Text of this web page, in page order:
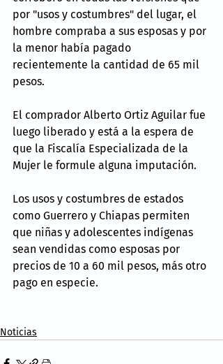
por "usos y costumbres" del lugar, el
hombre compraba a sus esposas y por
la menor había pagado
recientemente la cantidad de 65 mil
pesos.
El comprador Alberto Ortiz Aguilar fue
luego liberado y está a la espera de
que la Fiscalía Especializada de la
Mujer le formule alguna imputación.
Los usos y costumbres de estados
como Guerrero y Chiapas permiten
que niñas y adolescentes indígenas
sean vendidas como esposas por
precios de 10 a 60 mil pesos, más otro
pago en especie.
Noticias